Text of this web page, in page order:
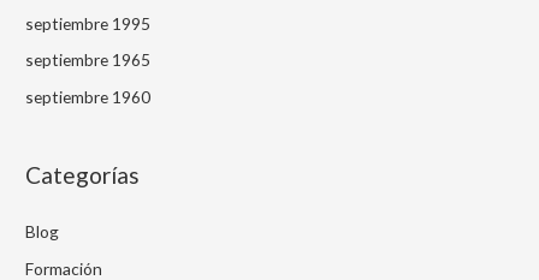
septiembre 1995
septiembre 1965
septiembre 1960
Categorías
Blog
Formación